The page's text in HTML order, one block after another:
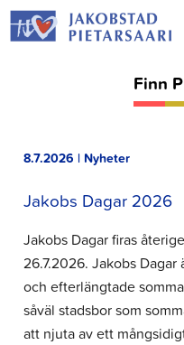
Hoppa
till
Finn
8.7.2026 | Nyheter
Jakobs Dagar 2026
Jakobs Dagar firas
26.7.2026. Jakobs
och efterlängtade
såväl stadsbor som
att njuta av ett